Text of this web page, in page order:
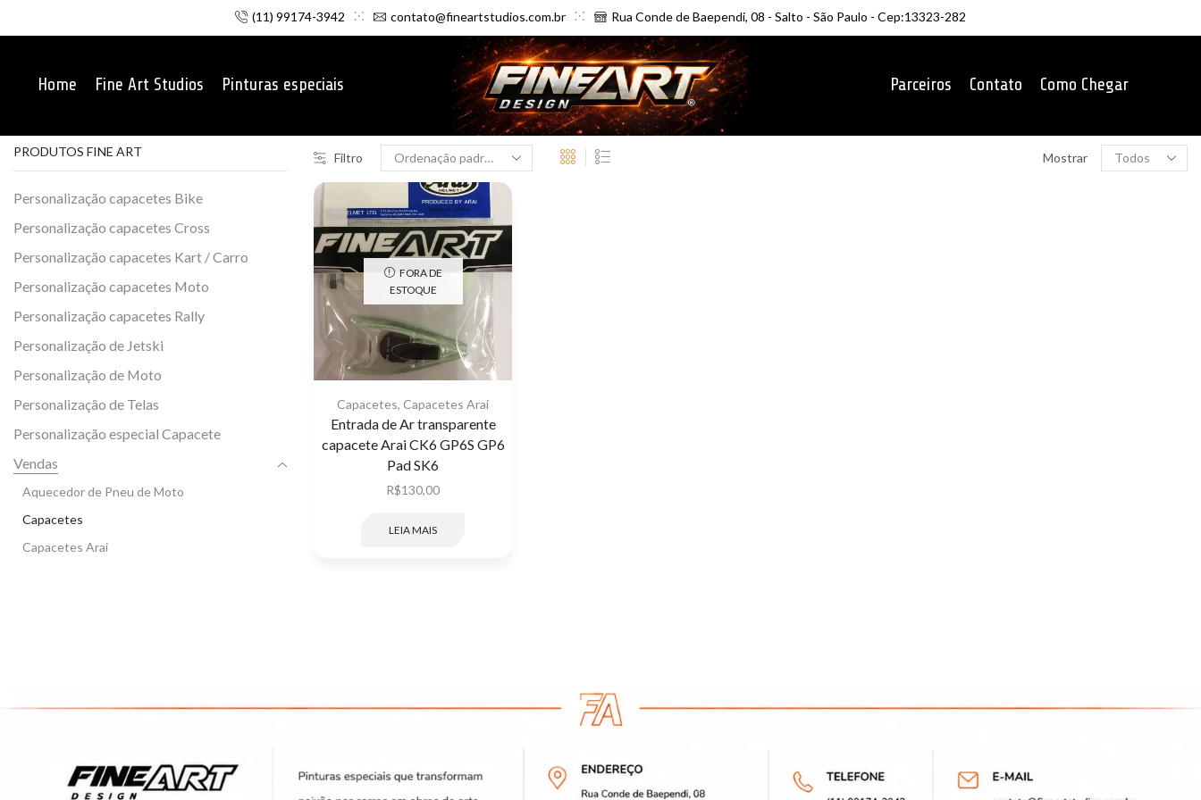
(11) 99174-3942 contato@fineartstudios.com.br Rua Conde de Baependi, 08 - Salto - São Paulo - Cep:13323-282
Home Fine Art Studios Pinturas especiais Parceiros Contato Como Chegar
Filtro Mostrar
Produtos
por
FORA DE
ESTOQUE
Capacetes, Capacetes Arai
Entrada de Ar transparente
capacete Arai CK6 GP6S GP6
Pad SK6
R$130,00
LEIA MAIS
PRODUTOS FINE ART
Personalização capacetes Bike
Personalização capacetes Cross
Personalização capacetes Kart / Carro
Personalização capacetes Moto
Personalização capacetes Rally
Personalização de Jetski
Personalização de Moto
Personalização de Telas
Personalização especial Capacete
Vendas
Aquecedor de Pneu de Moto
Capacetes
Capacetes Arai